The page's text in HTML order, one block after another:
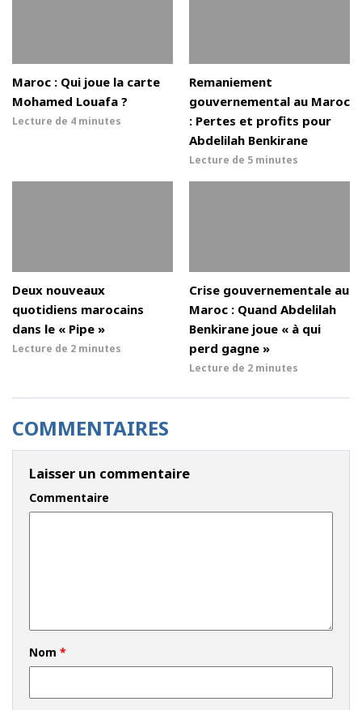
Maroc : Qui joue la carte
Mohamed Louafa ?
Lecture de 4 minutes
Remaniement
gouvernemental au Maroc
: Pertes et profits pour
Abdelilah Benkirane
Lecture de 5 minutes
Deux nouveaux
quotidiens marocains
dans le « Pipe »
Lecture de 2 minutes
Crise gouvernementale au
Maroc : Quand Abdelilah
Benkirane joue « à qui
perd gagne »
Lecture de 2 minutes
COMMENTAIRES
Laisser un commentaire
Commentaire
Nom *